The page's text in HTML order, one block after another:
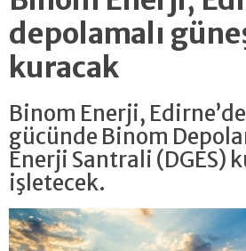
depolamalı
kuracak
Binom Enerji,
gücünde Binom
Enerji Santrali (DGES)
işletecek.